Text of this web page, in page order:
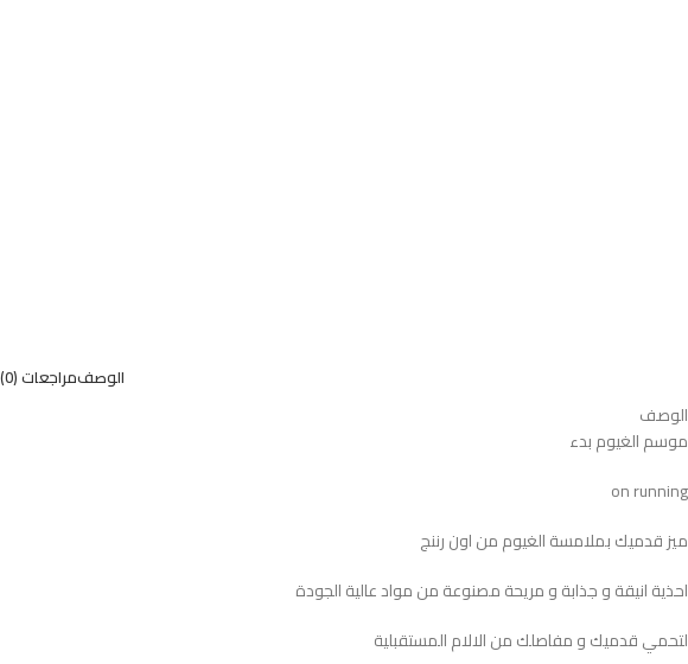
الوصفمراجعات (0)
الوصف
موسم الغيوم بدء
on running
ميز قدميك بملامسة الغيوم من اون رننج
احذية انيقة و جذابة و مريحة مصنوعة من مواد عالية الجودة
لتحمي قدميك و مفاصلك من الالام المستقبلية